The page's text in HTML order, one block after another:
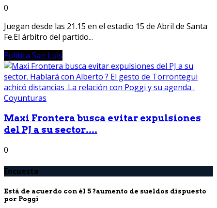
0
Juegan desde las 21.15 en el estadio 15 de Abril de Santa
Fe.El árbitro del partido...
Política San Luis
Maxi Frontera busca evitar expulsiones
del PJ a su sector....
0
Encuesta
Está de acuerdo con él 5 ?aumento de sueldos dispuesto
por Poggi